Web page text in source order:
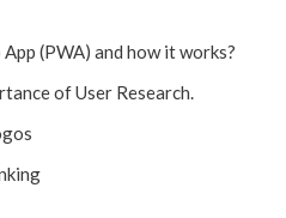
(PWA) and how it works?
of User Research.